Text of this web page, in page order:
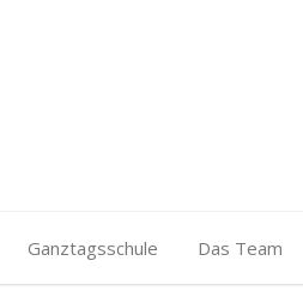
Ganztagsschule Das Team